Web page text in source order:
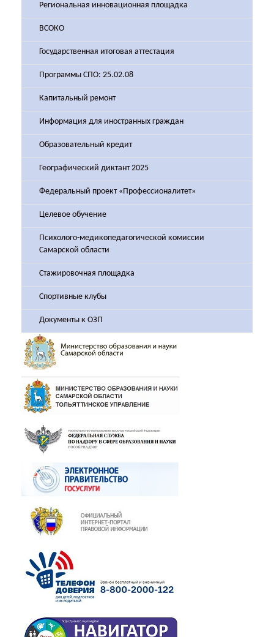
Региональная инновационная площадка
ВСОКО
Государственная итоговая аттестация
Программы СПО: 25.02.08
Капитальный ремонт
Информация для иностранных граждан
Образовательный кредит
Географический диктант 2025
Федеральный проект «Профессионалитет»
Целевое обучение
Психолого-медикопедагогической комиссии
Самарской области
Стажировочная площадка
Спортивные клубы
Документы к ОЗП